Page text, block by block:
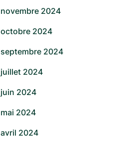
novembre 2024
octobre 2024
septembre 2024
juillet 2024
juin 2024
mai 2024
avril 2024